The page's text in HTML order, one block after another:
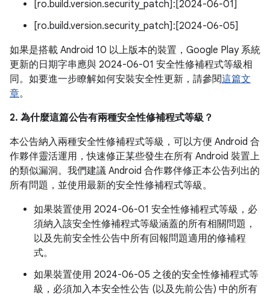
[ro.build.version.security_patch]:[2024-06-01]
[ro.build.version.security_patch]:[2024-06-05]
如果是搭載 Android 10 以上版本的裝置，Google Play 系統
更新的日期字串應與 2024-06-01 安全性修補程式等級相
同。如要進一步瞭解如何安裝安全性更新，請參閱這篇文
章。
2. 為什麼這篇公告有兩種安全性修補程式等級？
本公告納入兩種安全性修補程式等級，可以方便 Android 合
作夥伴靈活運用，快速修正某些發生在所有 Android 裝置上
的類似漏洞。我們建議 Android 合作夥伴修正本公告列出的
所有問題，並使用最新的安全性修補程式等級。
如果裝置使用 2024-06-01 安全性修補程式等級，必
須納入該安全性修補程式等級涵蓋的所有相關問題，
以及先前安全性公告中所有回報問題適用的修補程
式。
如果裝置使用 2024-06-05 之後的安全性修補程式等
級，必須加入本安全性公告 (以及先前公告) 中的所有